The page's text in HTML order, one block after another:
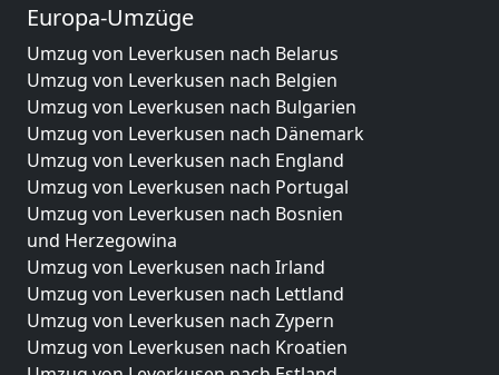
Europa-Umzüge
Umzug von Leverkusen nach Belarus
Umzug von Leverkusen nach Belgien
Umzug von Leverkusen nach Bulgarien
Umzug von Leverkusen nach Dänemark
Umzug von Leverkusen nach England
Umzug von Leverkusen nach Portugal
Umzug von Leverkusen nach Bosnien
und Herzegowina
Umzug von Leverkusen nach Irland
Umzug von Leverkusen nach Lettland
Umzug von Leverkusen nach Zypern
Umzug von Leverkusen nach Kroatien